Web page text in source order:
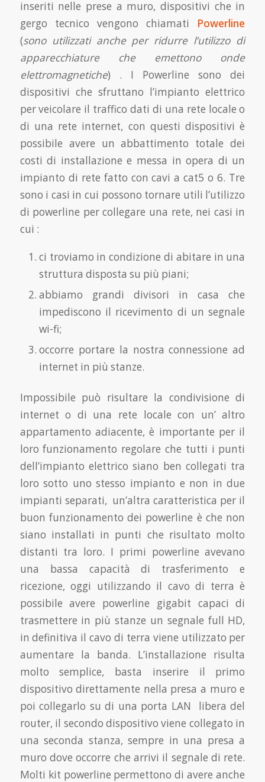
inseriti nelle prese a muro, dispositivi che in
gergo tecnico vengono chiamati Powerline
(sono utilizzati anche per ridurre l’utilizzo di
apparecchiature che emettono onde
elettromagnetiche) . I Powerline sono dei
dispositivi che sfruttano l’impianto elettrico
per veicolare il traffico dati di una rete locale o
di una rete internet, con questi dispositivi è
possibile avere un abbattimento totale dei
costi di installazione e messa in opera di un
impianto di rete fatto con cavi a cat5 o 6. Tre
sono i casi in cui possono tornare utili l’utilizzo
di powerline per collegare una rete, nei casi in
cui :
ci troviamo in condizione di abitare in una
struttura disposta su più piani;
abbiamo grandi divisori in casa che
impediscono il ricevimento di un segnale
wi-fi;
occorre portare la nostra connessione ad
internet in più stanze.
Impossibile può risultare la condivisione di
internet o di una rete locale con un’ altro
appartamento adiacente, è importante per il
loro funzionamento regolare che tutti i punti
dell’impianto elettrico siano ben collegati tra
loro sotto uno stesso impianto e non in due
impianti separati, un’altra caratteristica per il
buon funzionamento dei powerline è che non
siano installati in punti che risultato molto
distanti tra loro. I primi powerline avevano
una bassa capacità di trasferimento e
ricezione, oggi utilizzando il cavo di terra è
possibile avere powerline gigabit capaci di
trasmettere in più stanze un segnale full HD,
in definitiva il cavo di terra viene utilizzato per
aumentare la banda. L’installazione risulta
molto semplice, basta inserire il primo
dispositivo direttamente nella presa a muro e
poi collegarlo su di una porta LAN libera del
router, il secondo dispositivo viene collegato in
una seconda stanza, sempre in una presa a
muro dove occorre che arrivi il segnale di rete.
Molti kit powerline permettono di avere anche